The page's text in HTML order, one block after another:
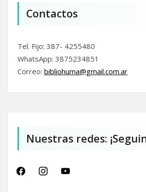
Contactos
Tel. Fijo: 387- 4255480
WhatsApp: 3875234851
Correo: bibliohuma@gmail.com.ar
Nuestras redes:
facebookinstagramyoutube